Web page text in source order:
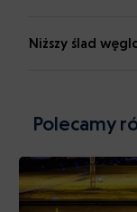
Niższy ślad
Polecamy